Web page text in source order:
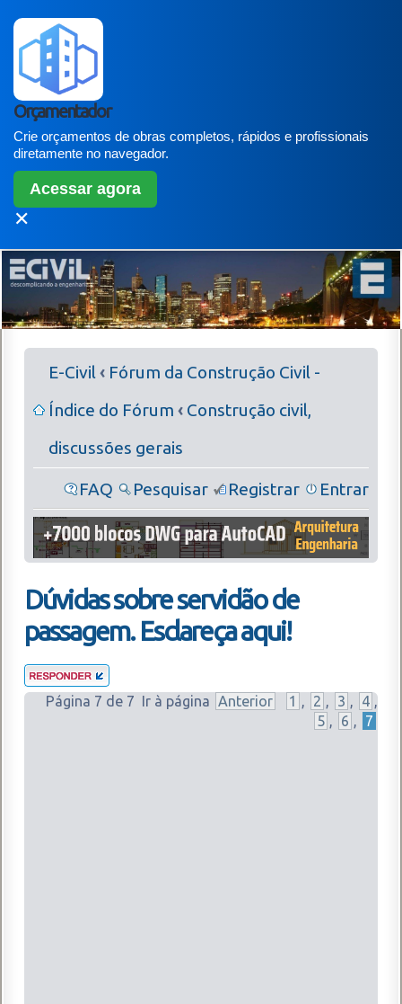
Orçamentador
Crie orçamentos de obras completos, rápidos e profissionais
diretamente no navegador.
Acessar agora
✕
E-Civil‹ Fórum da Construção Civil -
Índice do Fórum ‹ Construção civil,
discussões gerais
FAQ Pesquisar Registrar Entrar
Dúvidas sobre servidão de
passagem. Esclareça aqui!
Página 7 de 7 Ir à página Anterior 1 , 2 , 3 , 4 ,
5 , 6 , 7